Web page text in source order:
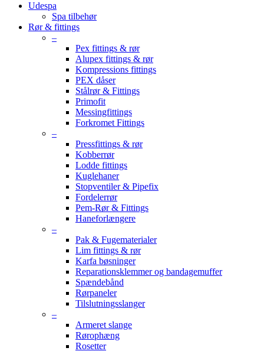
Udespa
Spa tilbehør
Rør & fittings
–
Pex fittings & rør
Alupex fittings & rør
Kompressions fittings
PEX dåser
Stålrør & Fittings
Primofit
Messingfittings
Forkromet Fittings
–
Pressfittings & rør
Kobberrør
Lodde fittings
Kuglehaner
Stopventiler & Pipefix
Fordelerrør
Pem-Rør & Fittings
Haneforlængere
–
Pak & Fugematerialer
Lim fittings & rør
Karfa bøsninger
Reparationsklemmer og bandagemuffer
Spændebånd
Rørpaneler
Tilslutningsslanger
–
Armeret slange
Rørophæng
Rosetter